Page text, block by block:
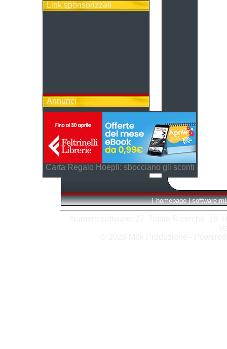
Link sponsorizzati
Annunci
Carta Regalo Hoepli: sbocciano gli sconti
[ homepage | software